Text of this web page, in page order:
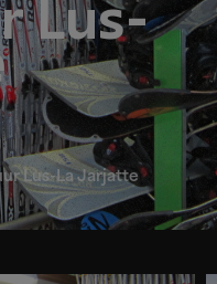
Lus-
Lus-La Jarjatte